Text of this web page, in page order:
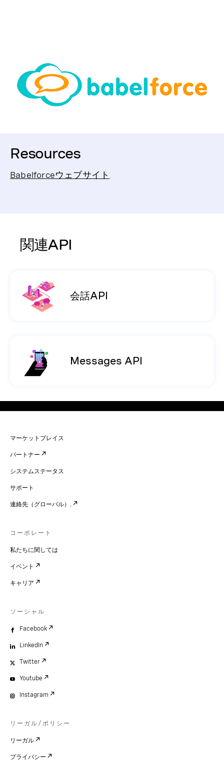
Resources
Babelforceウェブサイト
関連API
会話API
Messages API
マーケットプレイス
パートナー
システムステータス
サポート
連絡先（グローバル）.
コーポレート
私たちに関しては
イベント
キャリア
ソーシャル
Facebook
LinkedIn
Twitter
Youtube
Instagram
リーガル/ポリシー
リーガル
プライバシー